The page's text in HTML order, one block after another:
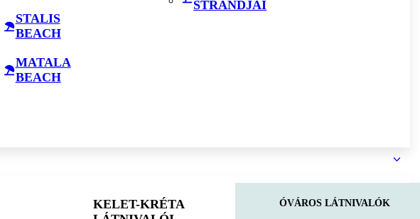
STALIS
BEACH
MATALA
BEACH
STRANDJAI
KELET-KRÉTA
ÓVÁROS LÁTNIVALÓK